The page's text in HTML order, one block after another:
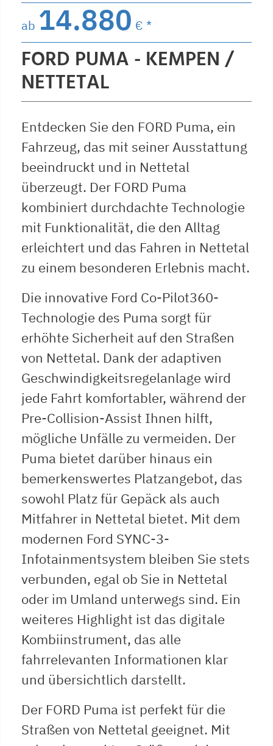
ab 14.880 € *
FORD PUMA - KEMPEN /
NETTETAL
Entdecken Sie den FORD Puma, ein
Fahrzeug, das mit seiner Ausstattung
beeindruckt und in Nettetal
überzeugt. Der FORD Puma
kombiniert durchdachte Technologie
mit Funktionalität, die den Alltag
erleichtert und das Fahren in Nettetal
zu einem besonderen Erlebnis macht.
Die innovative Ford Co-Pilot360-
Technologie des Puma sorgt für
erhöhte Sicherheit auf den Straßen
von Nettetal. Dank der adaptiven
Geschwindigkeitsregelanlage wird
jede Fahrt komfortabler, während der
Pre-Collision-Assist Ihnen hilft,
mögliche Unfälle zu vermeiden. Der
Puma bietet darüber hinaus ein
bemerkenswertes Platzangebot, das
sowohl Platz für Gepäck als auch
Mitfahrer in Nettetal bietet. Mit dem
modernen Ford SYNC-3-
Infotainmentsystem bleiben Sie stets
verbunden, egal ob Sie in Nettetal
oder im Umland unterwegs sind. Ein
weiteres Highlight ist das digitale
Kombiinstrument, das alle
fahrrelevanten Informationen klar
und übersichtlich darstellt.
Der FORD Puma ist perfekt für die
Straßen von Nettetal geeignet. Mit